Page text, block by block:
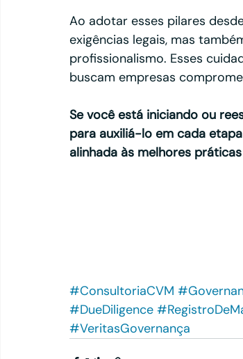
Ao adotar esses pilares
exigências legais, mas
profissionalismo. Esses
buscam empresas
Se você está iniciando ou
para auxiliá-lo em cada
alinhada às melhores
#ConsultoriaCVM
#DueDiligence
#VeritasGovernança